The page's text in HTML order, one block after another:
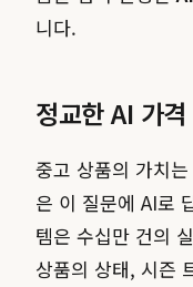
니다.
정교한 AI 가
중고 상품의 가치
은 이 질문에 AI로
템은 수십만 건의
상품의 상태, 시즌